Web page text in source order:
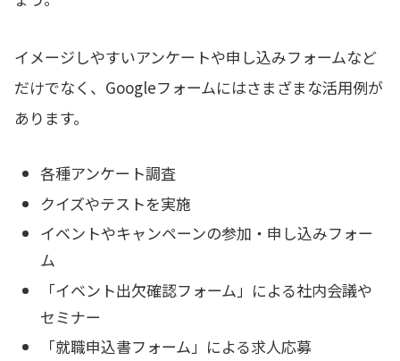
イメージしやすいアンケートや申し込みフォームなど
だけでなく、Googleフォームにはさまざまな活用例が
あります。
各種アンケート調査
クイズやテストを実施
イベントやキャンペーンの参加・申し込みフォー
ム
「イベント出欠確認フォーム」による社内会議や
セミナー
「就職申込書フォーム」による求人応募